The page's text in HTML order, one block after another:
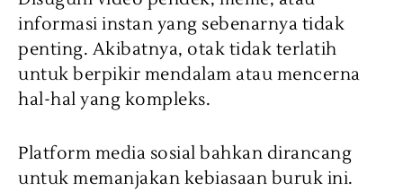
informasi instan yang sebenarnya tidak
penting. Akibatnya, otak tidak terlatih
untuk berpikir mendalam atau mencerna
hal-hal yang kompleks.
Platform media sosial bahkan dirancang
untuk memanjakan kebiasaan buruk ini.